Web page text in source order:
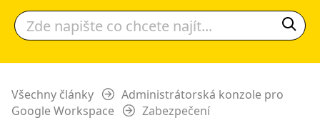
Všechny články
Administrátorská konzole pro
Google Workspace
Zabezpečení